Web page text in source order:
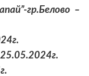
гр.Белово –